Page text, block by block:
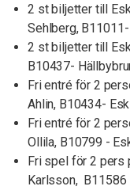
2 st biljetter till
Sehlberg,
2 st biljetter till
B10437-
Fri entré för 2
Ahlin, B10434-
Fri entré för 2
Ollila, B10799 -
Fri spel för 2 pers
Karlsson, B11586